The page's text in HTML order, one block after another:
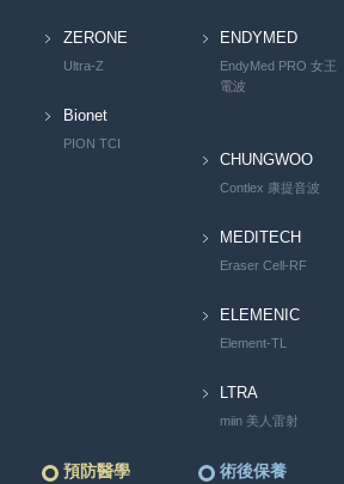
ZERONE
Ultra-Z
Bionet
PION TCI
ENDYMED
EndyMed PRO 女王
電波
CHUNGWOO
Contlex 康提音波
MEDITECH
Eraser Cell-RF
ELEMENIC
Element-TL
LTRA
miin 美人雷射
預防醫學 術後保養